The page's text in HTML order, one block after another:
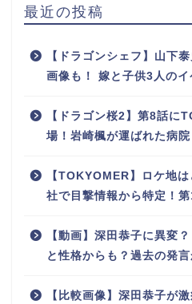
最近の投稿
【ドラゴンシェフ】山下
画像も！ 嫁と子供3人の
【ドラゴン桜2】第8話に
場！岩崎楓が運ばれた病院
【TOKYOMER】ロケ地
社で目撃情報から特定！
【動画】深田恭子に異変
と性格からも？過去の発
【比較画像】深田恭子が